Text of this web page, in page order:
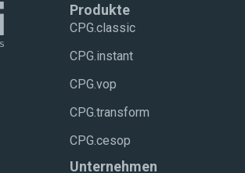
Produkte
CPG.classic
CPG.instant
CPG.vop
CPG.transform
CPG.cesop
Unternehmen